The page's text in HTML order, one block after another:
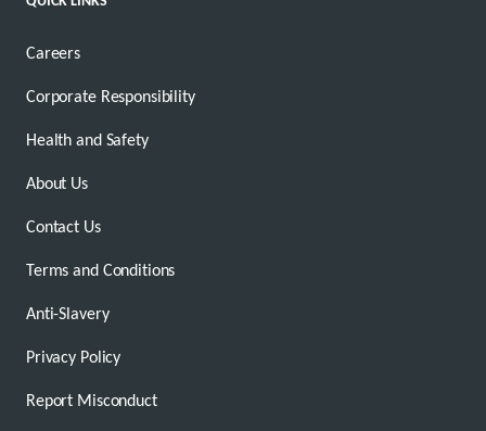
Careers
Corporate Responsibility
Health and Safety
About Us
Contact Us
Terms and Conditions
Anti-Slavery
Privacy Policy
Report Misconduct